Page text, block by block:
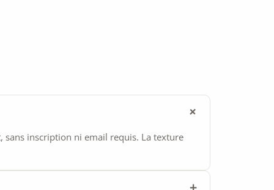
sans inscription ni email requis. La texture